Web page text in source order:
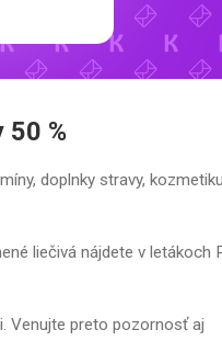
%
doplnky stravy,
liečivá nájdete v letákoch
Venujte preto pozornosť aj